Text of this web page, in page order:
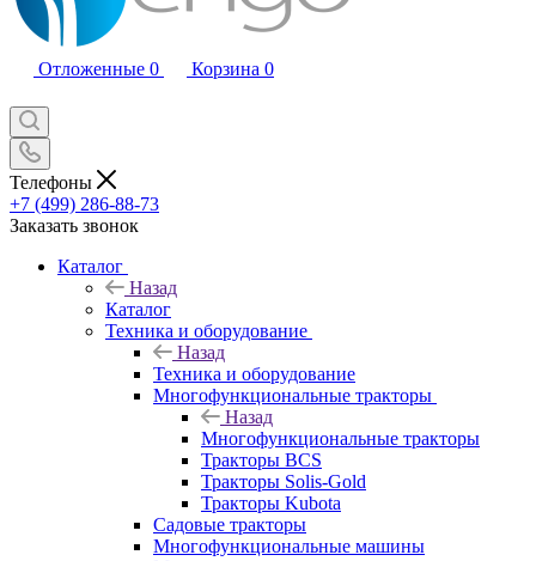
Отложенные 0 Корзина 0
Телефоны
+7 (499) 286-88-73
Заказать звонок
Каталог
Назад
Каталог
Техника и оборудование
Назад
Техника и оборудование
Многофункциональные тракторы
Назад
Многофункциональные тракторы
Тракторы BCS
Тракторы Solis-Gold
Тракторы Kubota
Садовые тракторы
Многофункциональные машины